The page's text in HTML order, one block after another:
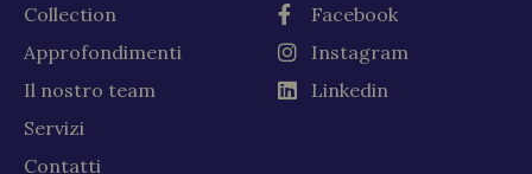
Collection
Approfondimenti
Il nostro team
Servizi
Contatti
Facebook
Instagram
Linkedin